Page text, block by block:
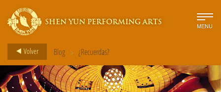
SHEN YUN PERFORMING ARTS MENU
Volver Blog > ¿Recuerdas?